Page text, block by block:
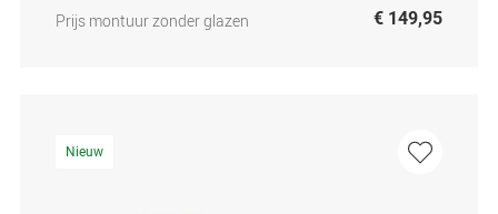
Prijs montuur zonder glazen
€ 149,95
Nieuw